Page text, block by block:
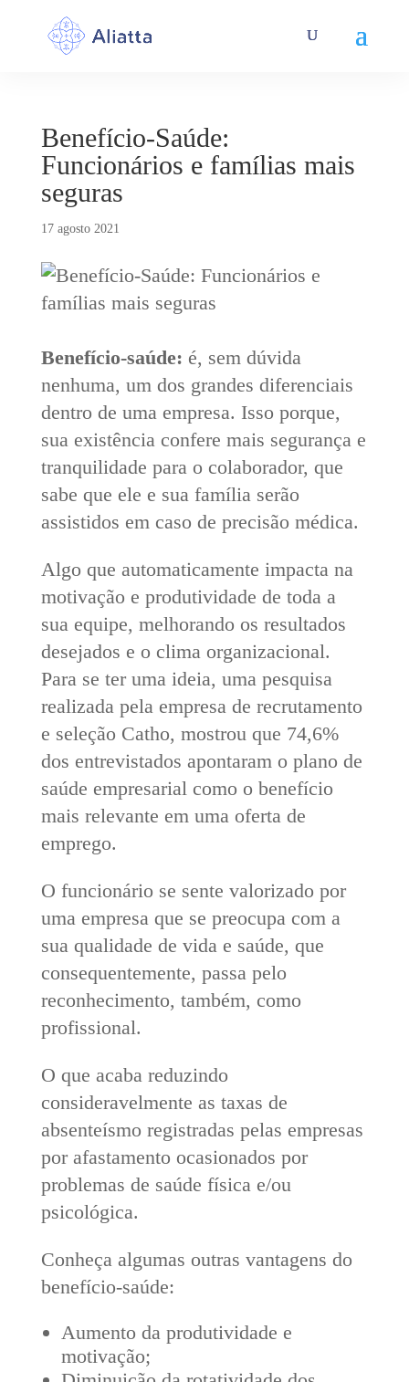
Benefício-Saúde:
Funcionários e famílias mais
seguras
17 agosto 2021
Benefício-saúde: é, sem dúvida
nenhuma, um dos grandes diferenciais
dentro de uma empresa. Isso porque,
sua existência confere mais segurança e
tranquilidade para o colaborador, que
sabe que ele e sua família serão
assistidos em caso de precisão médica.
Algo que automaticamente impacta na
motivação e produtividade de toda a
sua equipe, melhorando os resultados
desejados e o clima organizacional.
Para se ter uma ideia, uma pesquisa
realizada pela empresa de recrutamento
e seleção Catho, mostrou que 74,6%
dos entrevistados apontaram o plano de
saúde empresarial como o benefício
mais relevante em uma oferta de
emprego.
O funcionário se sente valorizado por
uma empresa que se preocupa com a
sua qualidade de vida e saúde, que
consequentemente, passa pelo
reconhecimento, também, como
profissional.
O que acaba reduzindo
consideravelmente as taxas de
absenteísmo registradas pelas empresas
por afastamento ocasionados por
problemas de saúde física e/ou
psicológica.
Conheça algumas outras vantagens do
benefício-saúde:
Aumento da produtividade e
motivação;